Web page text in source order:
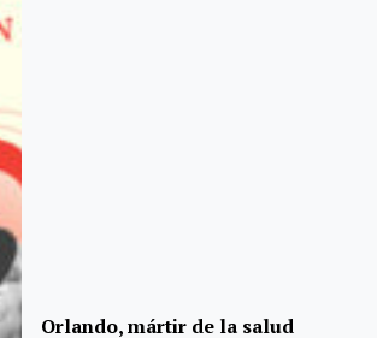
Orlando, mártir de la salud